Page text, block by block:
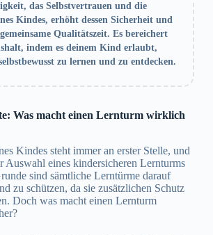
das Selbstvertrauen und die
Kindes, erhöht dessen Sicherheit und
Qualitätszeit. Es bereichert
indem es deinem Kind erlaubt,
zu lernen und zu entdecken.
Was macht einen Lernturm wirklich
Kindes steht immer an erster Stelle, und
Auswahl eines kindersicheren Lernturms
sind sämtliche Lerntürme darauf
zu schützen, da sie zusätzlichen Schutz
Doch was macht einen Lernturm